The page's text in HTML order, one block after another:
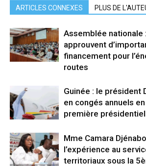
ARTICLES CONNEXES PLUS DE
Assemblée nationale
approuvent
financement pour
routes
Guinée : le président
en congés annuels
première
Mme Camara
l’expérience au
territoriaux sous la